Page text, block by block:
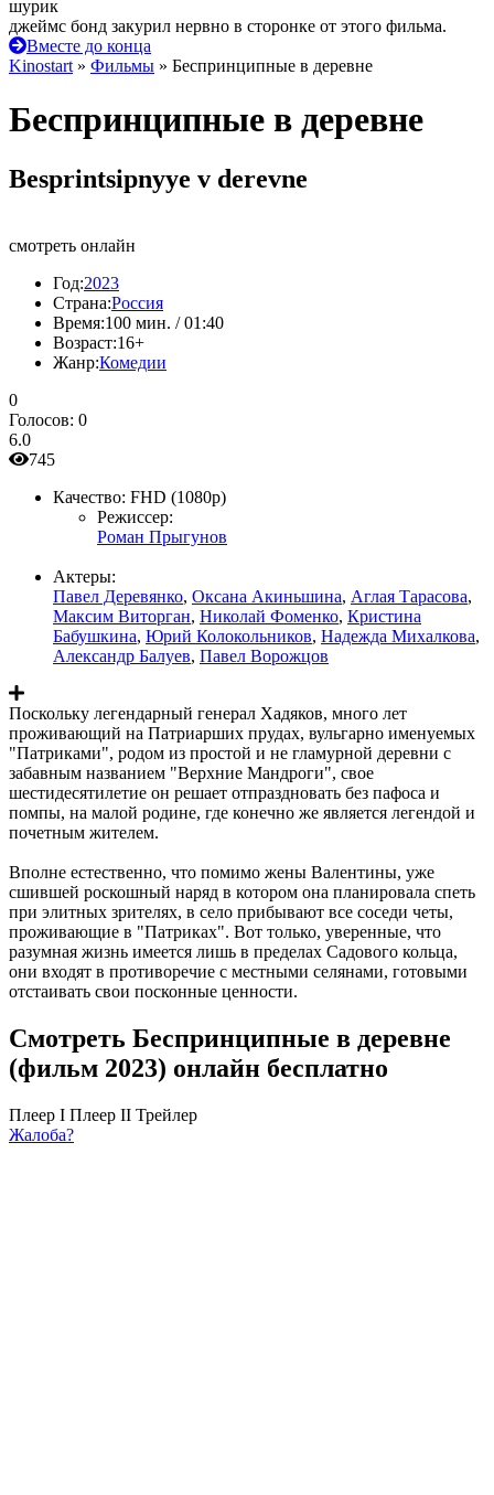
шурик
джеймс бонд закурил нервно в сторонке от этого фильма.
Вместе до конца
Kinostart » Фильмы » Беспринципные в деревне
Беспринципные в деревне
Besprintsipnyye v derevne
смотреть онлайн
Год:2023
Страна:Россия
Время:100 мин. / 01:40
Возраст:16+
Жанр:Комедии
0
Голосов: 0
6.0
745
Качество: FHD (1080p)
Режиссер:
Роман Прыгунов
Актеры:
Павел Деревянко, Оксана Акиньшина, Аглая Тарасова,
Максим Виторган, Николай Фоменко, Кристина
Бабушкина, Юрий Колокольников, Надежда Михалкова,
Александр Балуев, Павел Ворожцов
Поскольку легендарный генерал Хадяков, много лет
проживающий на Патриарших прудах, вульгарно именуемых
"Патриками", родом из простой и не гламурной деревни с
забавным названием "Верхние Мандроги", свое
шестидесятилетие он решает отпраздновать без пафоса и
помпы, на малой родине, где конечно же является легендой и
почетным жителем.
Вполне естественно, что помимо жены Валентины, уже
сшившей роскошный наряд в котором она планировала спеть
при элитных зрителях, в село прибывают все соседи четы,
проживающие в "Патриках". Вот только, уверенные, что
разумная жизнь имеется лишь в пределах Садового кольца,
они входят в противоречие с местными селянами, готовыми
отстаивать свои посконные ценности.
Смотреть Беспринципные в деревне
(фильм 2023) онлайн бесплатно
Плеер I Плеер II Трейлер
Жалоба?